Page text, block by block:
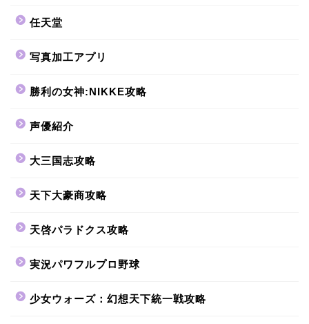
任天堂
写真加工アプリ
勝利の女神:NIKKE攻略
声優紹介
大三国志攻略
天下大豪商攻略
天啓パラドクス攻略
実況パワフルプロ野球
少女ウォーズ：幻想天下統一戦攻略